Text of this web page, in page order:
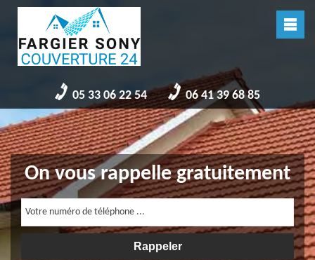
05 33 06 22 54 06 41 39 68 85
On vous rappelle gratuitement